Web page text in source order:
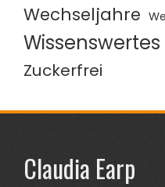
Wechseljahre
Wissenswertes
Zuckerfrei
Claudia Earp